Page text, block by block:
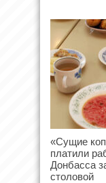
«Сущие
платили
Донбасса
столовой